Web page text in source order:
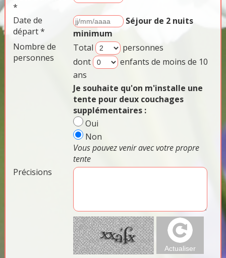
*
Date de
départ *
Séjour de 2 nuits
minimum
Nombre de
personnes
Total
personnes
dont
enfants de moins de 10
ans
Je souhaite qu'on m'installe une
tente pour deux couchages
supplémentaires :
Oui
Non
Vous pouvez venir avec votre propre
tente
Précisions